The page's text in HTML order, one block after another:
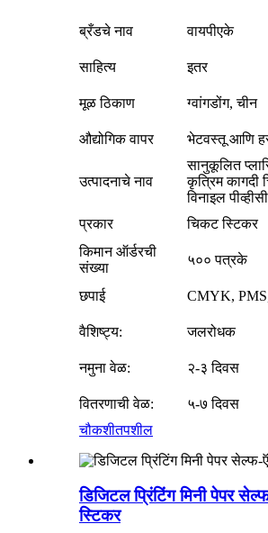
ब्रँडचे नाव वायपीएके
साहित्य इतर
मूळ ठिकाण ग्वांगडोंग, चीन
औद्योगिक वापर भेटवस्तू आणि
उत्पादनाचे नाव
सानुकूलित
कृत्रिम
विनाइल
प्रकार
चिकट स्टिकर
किमान ऑर्डरची
संख्या
५०० पत्रके
छपाई CMYK, PMS,
वैशिष्ट्य: जलरोधक
नमुना वेळ: २-३ दिवस
वितरणाची वेळ:
५-७ दिवस
चौकशीतपशील
डिजिटल प्रिंटिंग मिनी पेपर
स्टिकर